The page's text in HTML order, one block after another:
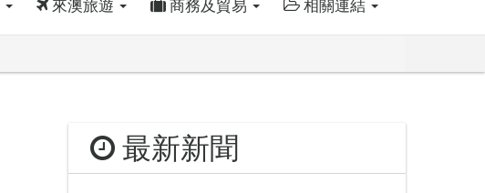
來澳旅遊 商務及貿易 相關連結
最新新聞